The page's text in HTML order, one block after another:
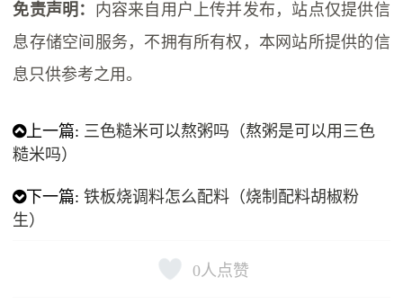
免责声明： 内容来自用户上传并发布，站点仅提供信
息存储空间服务，不拥有所有权，本网站所提供的信
息只供参考之用。
上一篇: 三色糙米可以熬粥吗（熬粥是可以用三色
糙米吗）
下一篇:铁板烧调料怎么配料（烧制配料胡椒粉
生）
0人点赞